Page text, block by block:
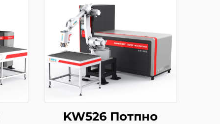
KW526 Потпно